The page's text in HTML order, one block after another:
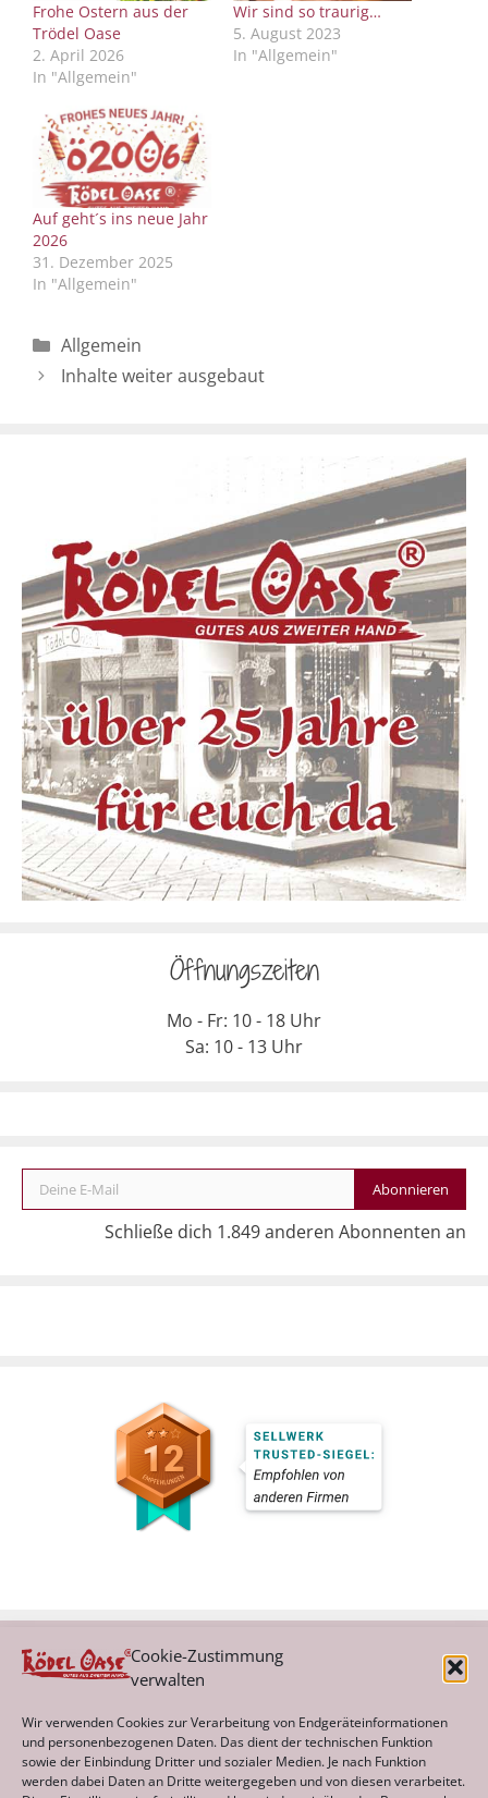
Cookie-Zustimmung
verwalten
Wir verwenden Cookies zur Verarbeitung von Endgeräteinformationen
und personenbezogenen Daten. Das dient der technischen Funktion
sowie der Einbindung Dritter und sozialer Medien. Je nach Funktion
werden dabei Daten an Dritte weitergegeben und von diesen verarbeitet.
Frohe Ostern aus der
Trödel Oase
2. April 2026
In "Allgemein"
Wir sind so traurig…
5. August 2023
In "Allgemein"
Auf geht´s ins neue Jahr
2026
31. Dezember 2025
In "Allgemein"
Kategorien
Allgemein
Inhalte weiter ausgebaut
Öffnungszeiten
Mo - Fr: 10 - 18 Uhr
Sa: 10 - 13 Uhr
Deine E-Mail
Abonnieren
Schließe dich 1.849 anderen Abonnenten an
Archiv